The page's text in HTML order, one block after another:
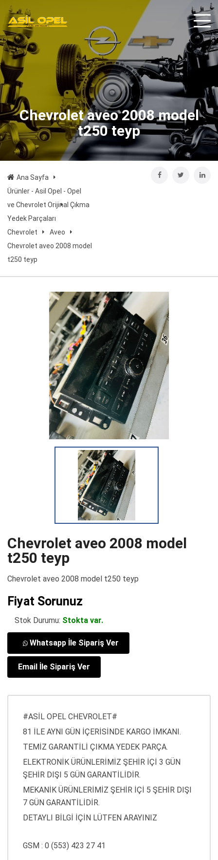
Chevrolet aveo 2008 model
t250 teyp
Ana Sayfa
Ürünler - Asil Opel - Opel
ve Chevrolet Orijinal Çıkma
Yedek Parçaları
Chevrolet
Aveo
Chevrolet aveo 2008 model
t250 teyp
Chevrolet aveo 2008 model
t250 teyp
Chevrolet aveo 2008 model t250 teyp
Fiyat Sorunuz
Stok Durumu: Stokta var.
Whatsapp İle Sipariş Ver
Email İle Sipariş Ver
#ASİL OPEL CHEVROLET#
81 İLE AYNI GÜN İÇERİSİNDE KARGO İMKANI.
TEMİZ GARANTİLİ ÇIKMA YEDEK PARÇA.
ELEKTRONİK ÜRÜNLERİMİZ ŞEHİR İÇİ 3 GÜN
ŞEHİR DIŞI 5 GÜN GARANTİLİDİR.
MEKANİK ÜRÜNLERİMİZ ŞEHİR İÇİ 5 ŞEHİR DIŞI
7 GÜN GARANTİLİDİR.
DETAYLI BİLGİ İÇİN LÜTFEN ARAYINIZ
GSM : 0 (553) 423 27 41